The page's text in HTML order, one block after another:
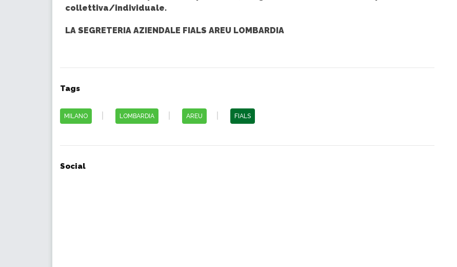
collettiva/individuale.
LA SEGRETERIA AZIENDALE FIALS AREU LOMBARDIA
Tags
MILANO LOMBARDIA AREU FIALS
Social